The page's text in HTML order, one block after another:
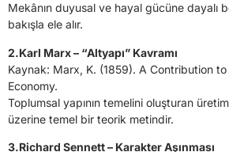
Mekânın duyusal ve hayal gücüne dayalı
bakışla ele alır.
2.Karl Marx – “Altyapı” Kavramı
Kaynak: Marx, K. (1859). A Contribution
Economy.
Toplumsal yapının temelini oluşturan
üzerine temel bir teorik metindir.
3.Richard Sennett – Karakter Aşınması